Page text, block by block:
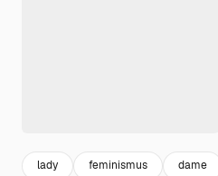
lady feminismus dame